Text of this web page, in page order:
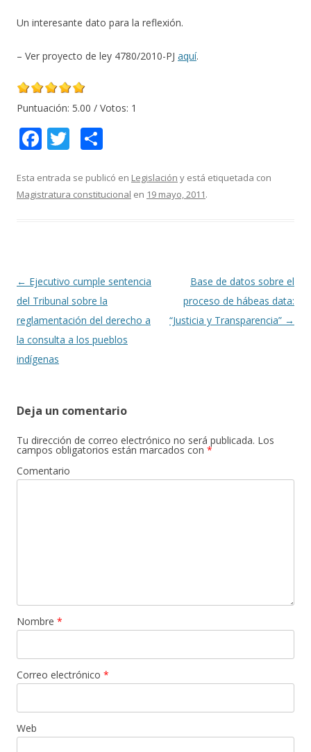
Un interesante dato para la reflexión.
– Ver proyecto de ley 4780/2010-PJ aquí.
Puntuación: 5.00 / Votos: 1
F
e
b
k
T
itt
er
m
p
r
Esta entrada se publicó en Legislación y está etiquetada con
Magistratura constitucional en 19 mayo, 2011.
Navegación
de
entradas
← Ejecutivo cumple sentencia
del Tribunal sobre la
reglamentación del derecho a
la consulta a los pueblos
indígenas
Base de datos sobre el
proceso de hábeas data:
“Justicia y Transparencia” →
Deja un comentario
Tu dirección de correo electrónico no será publicada. Los
campos obligatorios están marcados con *
Comentario
Nombre *
Correo electrónico *
Web